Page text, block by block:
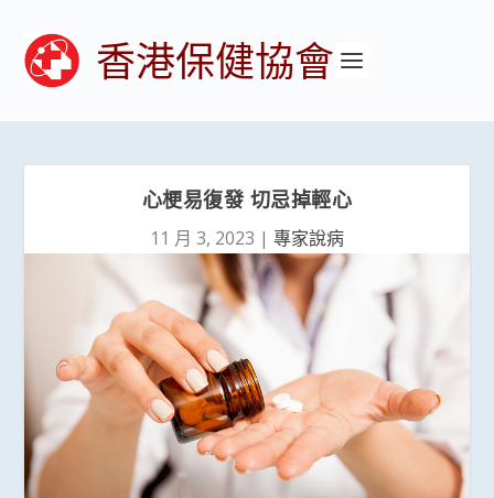
香港保健協會
心梗易復發 切忌掉輕心
11 月 3, 2023 | 專家說病